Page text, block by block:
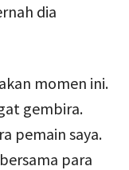
dia
momen ini.
gembira.
pemain saya.
para